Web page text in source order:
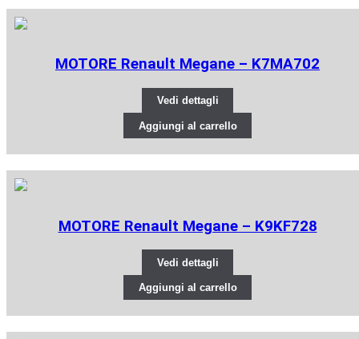
MOTORE Renault Megane – K7MA702
Vedi dettagli
Aggiungi al carrello
MOTORE Renault Megane – K9KF728
Vedi dettagli
Aggiungi al carrello